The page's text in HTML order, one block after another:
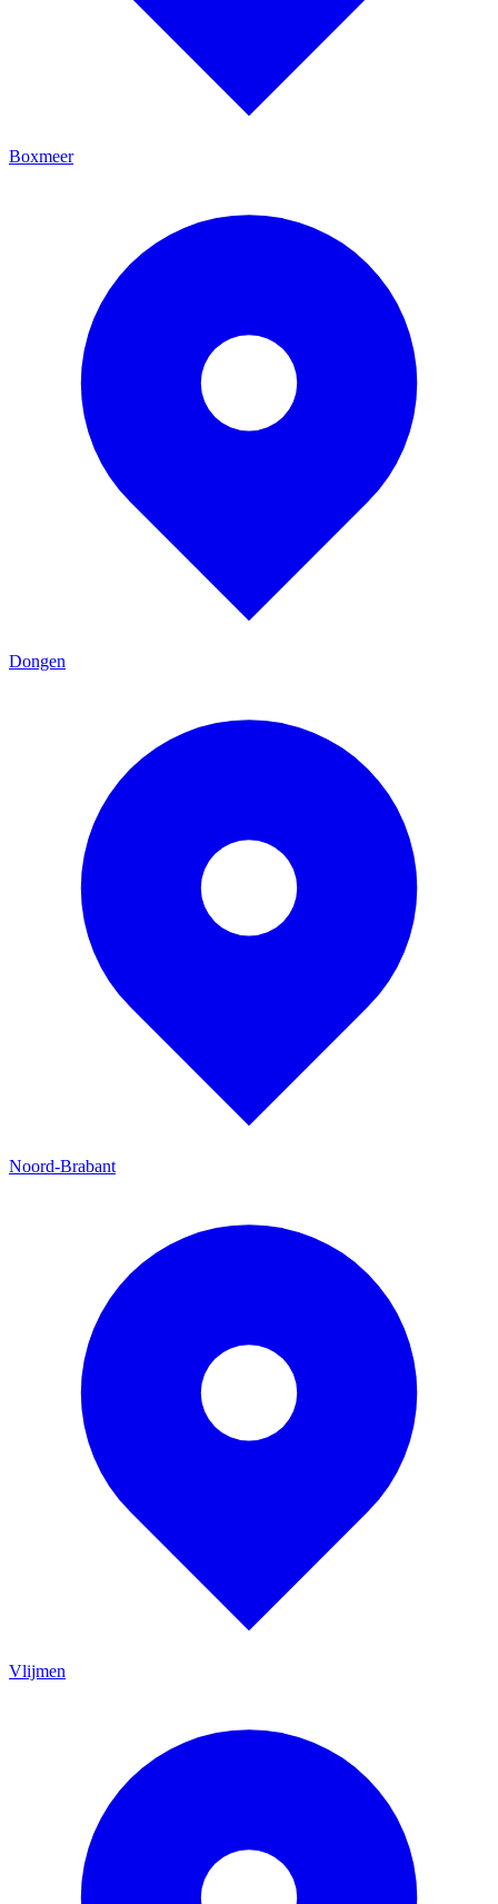
Boxmeer
Dongen
Noord-Brabant
Vlijmen